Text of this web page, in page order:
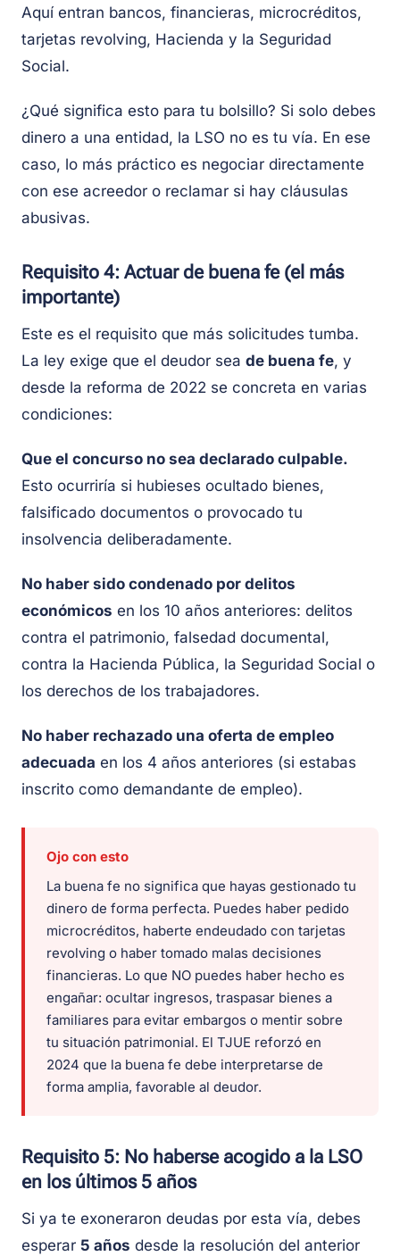
Aquí entran bancos, financieras, microcréditos,
tarjetas revolving, Hacienda y la Seguridad
Social.
¿Qué significa esto para tu bolsillo? Si solo debes
dinero a una entidad, la LSO no es tu vía. En ese
caso, lo más práctico es negociar directamente
con ese acreedor o reclamar si hay cláusulas
abusivas.
Requisito 4: Actuar de buena fe (el más
importante)
Este es el requisito que más solicitudes tumba.
La ley exige que el deudor sea de buena fe, y
desde la reforma de 2022 se concreta en varias
condiciones:
Que el concurso no sea declarado culpable.
Esto ocurriría si hubieses ocultado bienes,
falsificado documentos o provocado tu
insolvencia deliberadamente.
No haber sido condenado por delitos
económicos en los 10 años anteriores: delitos
contra el patrimonio, falsedad documental,
contra la Hacienda Pública, la Seguridad Social o
los derechos de los trabajadores.
No haber rechazado una oferta de empleo
adecuada en los 4 años anteriores (si estabas
inscrito como demandante de empleo).
Ojo con esto
La buena fe no significa que hayas gestionado tu
dinero de forma perfecta. Puedes haber pedido
microcréditos, haberte endeudado con tarjetas
revolving o haber tomado malas decisiones
financieras. Lo que NO puedes haber hecho es
engañar: ocultar ingresos, traspasar bienes a
familiares para evitar embargos o mentir sobre
tu situación patrimonial. El TJUE reforzó en
2024 que la buena fe debe interpretarse de
forma amplia, favorable al deudor.
Requisito 5: No haberse acogido a la LSO
en los últimos 5 años
Si ya te exoneraron deudas por esta vía, debes
esperar 5 años desde la resolución del anterior